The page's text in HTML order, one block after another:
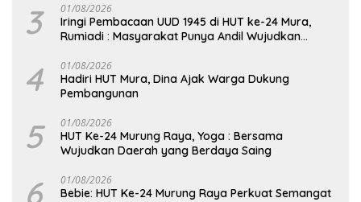
3 01/08/2026
Iringi Pembacaan UUD 1945 di HUT ke-24 Mura,
Rumiadi : Masyarakat Punya Andil Wujudkan
4 01/08/2026
Hadiri HUT Mura, Dina Ajak Warga Dukung
Pembangunan
5 01/08/2026
HUT Ke-24 Murung Raya, Yoga : Bersama
Wujudkan Daerah yang Berdaya Saing
6 01/08/2026
Bebie: HUT Ke-24 Murung Raya Perkuat Semangat